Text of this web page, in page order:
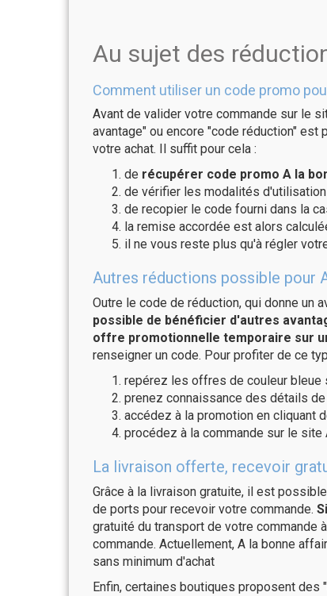
Au sujet des
Comment utiliser un code promo
Avant de valider votre commande sur le
avantage" ou encore "code réduction"
votre achat. Il suffit pour cela :
de récupérer code promo A la
de vérifier les modalités
de recopier le code fourni dans la
la remise accordée est alors
il ne vous reste plus qu'à régler
Autres réductions possible pour
Outre le code de réduction, qui donne un
possible de bénéficier d'autres
offre promotionnelle temporaire sur
renseigner un code. Pour profiter de ce
repérez les offres de couleur bleue
prenez connaissance des détails
accédez à la promotion en cliquant
procédez à la commande sur le
La livraison offerte, recevoir
Grâce à la livraison gratuite, il est
de ports pour recevoir votre commande.
gratuité du transport de votre commande
commande. Actuellement, A la bonne
sans minimum d'achat
Enfin, certaines boutiques proposent